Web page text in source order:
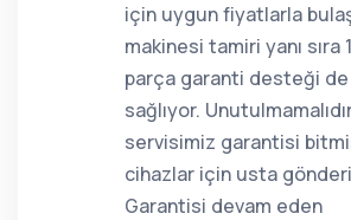
için uygun fiyatlarla
makinesi tamiri yanı sıra
parça garanti desteği de
sağlıyor.
servisimiz garantisi
cihazlar için usta
Garantisi devam eden